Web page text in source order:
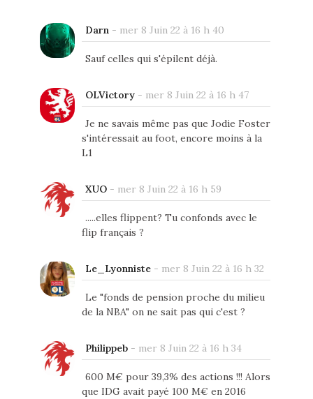
Darn- mer 8 Juin 22 à 16 h 40
Sauf celles qui s'épilent déjà.
OLVictory- mer 8 Juin 22 à 16 h 47
Je ne savais même pas que Jodie Foster
s'intéressait au foot, encore moins à la
L1
XUO- mer 8 Juin 22 à 16 h 59
.....elles flippent? Tu confonds avec le
flip français ?
Le_Lyonniste- mer 8 Juin 22 à 16 h 32
Le "fonds de pension proche du milieu
de la NBA" on ne sait pas qui c'est ?
Philippeb- mer 8 Juin 22 à 16 h 34
600 M€ pour 39,3% des actions !!! Alors
que IDG avait payé 100 M€ en 2016